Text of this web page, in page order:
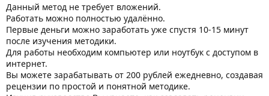
Данный метод не требует вложений.
Работать можно полностью удалённо.
Первые деньги можно заработать уже спустя 10-15 минут
после изучения методики.
Для работы необходим компьютер или ноутбук с доступом в
интернет.
Вы можете зарабатывать от 200 рублей ежедневно, создавая
рецензии по простой и понятной методике.